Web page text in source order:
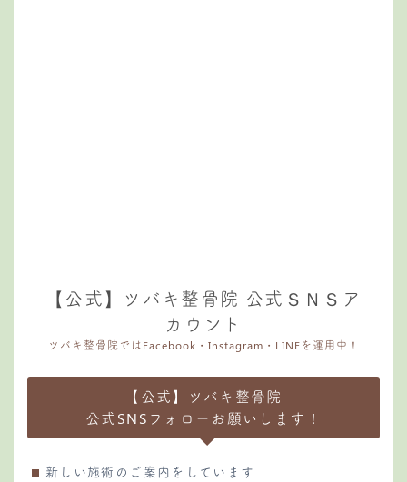
【公式】ツバキ整骨院 公式ＳＮＳア
カウント
ツバキ整骨院ではFacebook・Instagram・LINEを運用中！
【公式】ツバキ整骨院
公式SNSフォローお願いします！
新しい施術のご案内をしています